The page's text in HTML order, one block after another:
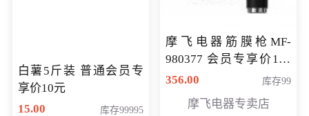
白薯5斤装 普通会员专
享价10元
15.00
库存99995
摩飞电器筋膜枪MF-
980377 会员专享价199
元
356.00 库存99
摩飞电器专卖店